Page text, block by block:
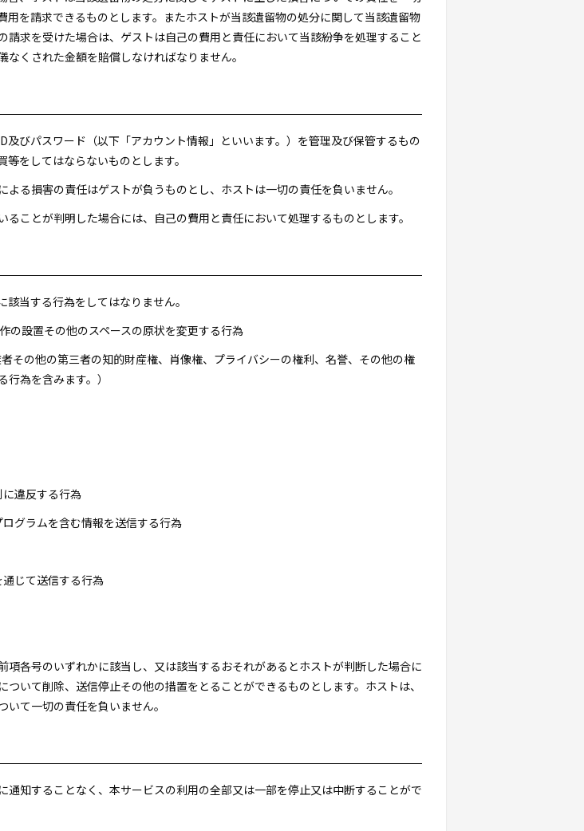
を請求できるものとします。またホストが当該遺留物の処分に関して当該遺留物
求を受けた場合は、ゲストは自己の費用と責任において当該紛争を処理すること
くされた金額を賠償しなければなりません。
びパスワード（以下「アカウント情報」といいます。）を管理及び保管するもの
をしてはならないものとします。
る損害の責任はゲストが負うものとし、ホストは一切の責任を負いません。
ことが判明した場合には、自己の費用と責任において処理するものとします。
当する行為をしてはなりません。
の設置その他のスペースの原状を変更する行為
その他の第三者の知的財産権、肖像権、プライバシーの権利、名誉、その他の権
為を含みます。）
違反する行為
グラムを含む情報を送信する行為
じて送信する行為
各号のいずれかに該当し、又は該当するおそれがあるとホストが判断した場合に
いて削除、送信停止その他の措置をとることができるものとします。ホストは、
て一切の責任を負いません。
知することなく、本サービスの利用の全部又は一部を停止又は中断することがで